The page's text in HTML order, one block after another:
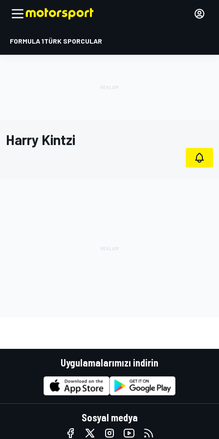
FORMULA 1TÜRK SPORCULAR
Harry Kintzi
Uygulamalarımızı indirin
Sosyal medya